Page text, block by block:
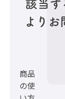
該当す
より お
商品
の使